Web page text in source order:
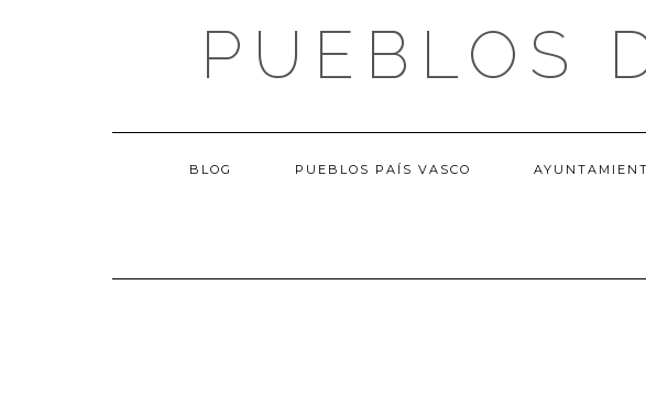
PUEBLOS
BLOG PUEBLOS PAÍS VASCO